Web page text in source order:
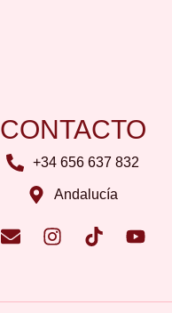
CONTACTO
+34 656 637 832
Andalucía